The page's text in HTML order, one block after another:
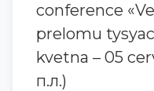
conference
prelomu
kvetna – 05
п.л.)